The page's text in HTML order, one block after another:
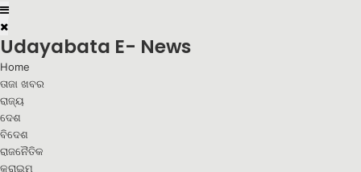
Udayabata E- News
Home
ତାଜା ଖବର
ରାଜ୍ୟ
ଦେଶ
ବିଦେଶ
ରାଜନୈତିକ
କ୍ରାଇମ